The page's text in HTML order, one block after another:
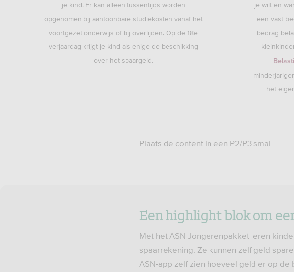
je kind. Er kan alleen tussentijds worden
opgenomen bij aantoonbare studiekosten vanaf het
voortgezet onderwijs of bij overlijden. Op de 18e
verjaardag krijgt je kind als enige de beschikking
over het spaargeld.
je wilt en
een vast
bedrag
het
Plaats de content in een P2/P3 smal
Een highlight blok om
Met het ASN Jongerenpakket leren
spaarrekening. Ze kunnen zelf geld
ASN-app zelf zien hoeveel geld er op